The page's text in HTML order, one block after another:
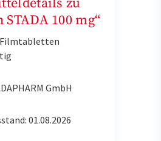
zu
100 mg“
Filmtabletten
GmbH
01.08.2026